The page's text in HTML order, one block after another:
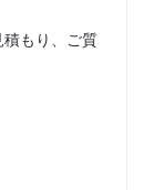
もり、ご質